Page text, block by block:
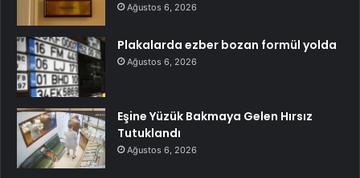
Ağustos 6, 2026
Plakalarda ezber bozan formül yolda
Ağustos 6, 2026
Eşine Yüzük Bakmaya Gelen Hırsız
Tutuklandı
Ağustos 6, 2026